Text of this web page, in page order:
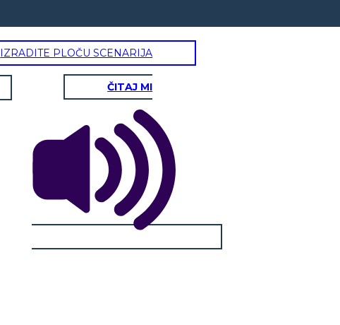
IZRADITE PLOČU SCENARIJA
ČITAJ MI